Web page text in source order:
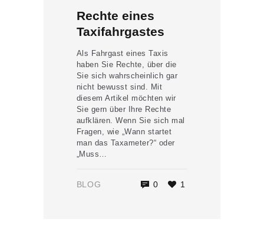
Rechte eines
Taxifahrgastes
Als Fahrgast eines Taxis
haben Sie Rechte, über die
Sie sich wahrscheinlich gar
nicht bewusst sind. Mit
diesem Artikel möchten wir
Sie gern über Ihre Rechte
aufklären. Wenn Sie sich mal
Fragen, wie „Wann startet
man das Taxameter?“ oder
„Muss…
BLOG 0 1